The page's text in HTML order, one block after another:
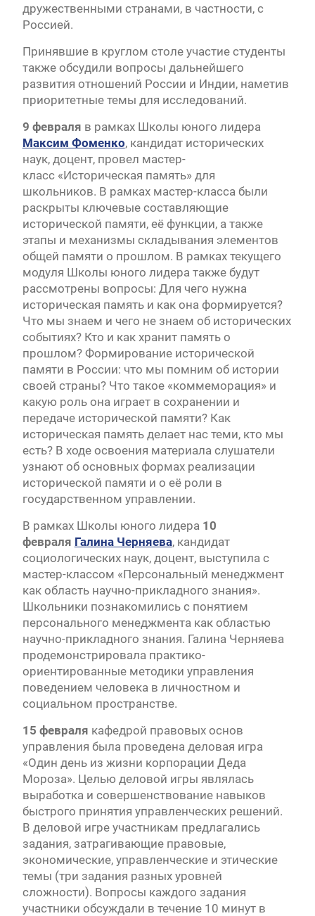
дружественными странами, в частности, с
Россией.
Принявшие в круглом столе участие студенты
также обсудили вопросы дальнейшего
развития отношений России и Индии, наметив
приоритетные темы для исследований.
9 февраля в рамках Школы юного лидера
Максим Фоменко, кандидат исторических
наук, доцент, провел мастер-
класс «Историческая память» для
школьников. В рамках мастер-класса были
раскрыты ключевые составляющие
исторической памяти, её функции, а также
этапы и механизмы складывания элементов
общей памяти о прошлом. В рамках текущего
модуля Школы юного лидера также будут
рассмотрены вопросы: Для чего нужна
историческая память и как она формируется?
Что мы знаем и чего не знаем об исторических
событиях? Кто и как хранит память о
прошлом? Формирование исторической
памяти в России: что мы помним об истории
своей страны? Что такое «коммеморация» и
какую роль она играет в сохранении и
передаче исторической памяти? Как
историческая память делает нас теми, кто мы
есть? В ходе освоения материала слушатели
узнают об основных формах реализации
исторической памяти и о её роли в
государственном управлении.
В рамках Школы юного лидера 10
февраля Галина Черняева, кандидат
социологических наук, доцент, выступила с
мастер-классом «Персональный менеджмент
как область научно-прикладного знания».
Школьники познакомились с понятием
персонального менеджмента как областью
научно-прикладного знания. Галина Черняева
продемонстрировала практико-
ориентированные методики управления
поведением человека в личностном и
социальном пространстве.
15 февраля кафедрой правовых основ
управления была проведена деловая игра
«Один день из жизни корпорации Деда
Мороза». Целью деловой игры являлась
выработка и совершенствование навыков
быстрого принятия управленческих решений.
В деловой игре участникам предлагались
задания, затрагивающие правовые,
экономические, управленческие и этические
темы (три задания разных уровней
сложности). Вопросы каждого задания
участники обсуждали в течение 10 минут в